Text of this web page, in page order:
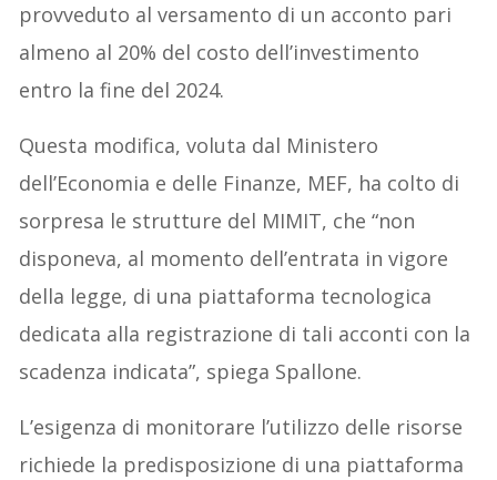
provveduto al versamento di un acconto pari
almeno al 20% del costo dell’investimento
entro la fine del 2024.
Questa modifica, voluta dal Ministero
dell’Economia e delle Finanze, MEF, ha colto di
sorpresa le strutture del MIMIT, che “non
disponeva, al momento dell’entrata in vigore
della legge, di una piattaforma tecnologica
dedicata alla registrazione di tali acconti con la
scadenza indicata”, spiega Spallone.
L’esigenza di monitorare l’utilizzo delle risorse
richiede la predisposizione di una piattaforma